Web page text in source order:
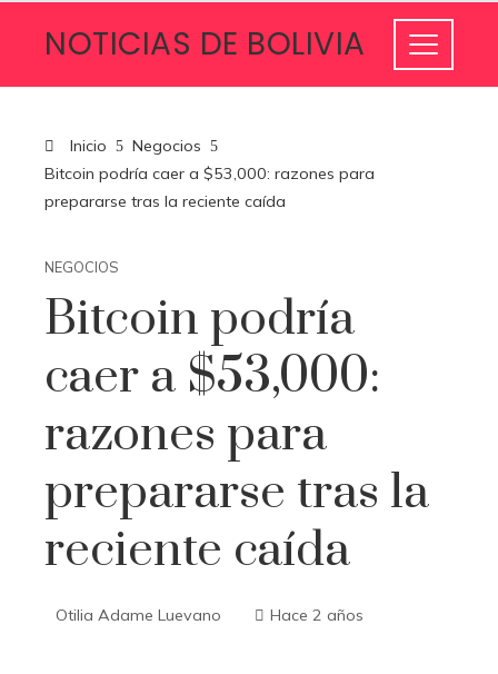
NOTICIAS DE BOLIVIA
Inicio
Negocios
Bitcoin podría caer a $53,000: razones para
prepararse tras la reciente caída
NEGOCIOS
Bitcoin podría
caer a $53,000:
razones para
prepararse tras la
reciente caída
Otilia Adame Luevano Hace 2 años